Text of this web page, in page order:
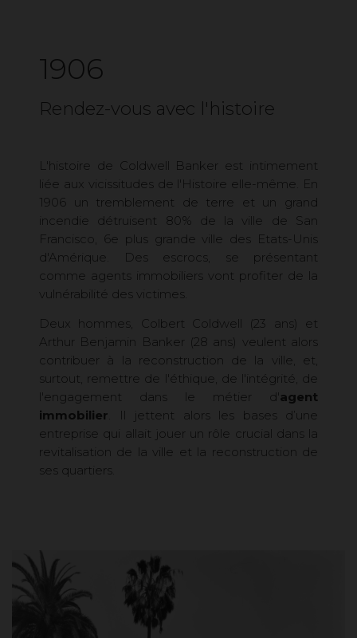
1906
Rendez-vous avec l'histoire
L'histoire de Coldwell Banker est intimement
liée aux vicissitudes de l'Histoire elle-même. En
1906 un tremblement de terre et un grand
incendie détruisent 80% de la ville de San
Francisco, 6e plus grande ville des Etats-Unis
d'Amérique. Des escrocs, se présentant
comme agents immobiliers vont profiter de la
vulnérabilité des victimes.
Deux hommes, Colbert Coldwell (23 ans) et
Arthur Benjamin Banker (28 ans) veulent alors
contribuer à la reconstruction de la ville, et,
surtout, remettre de l'éthique, de l'intégrité, de
l'engagement dans le métier d'agent
immobilier . Il jettent alors les bases d’une
entreprise qui allait jouer un rôle crucial dans la
revitalisation de la ville et la reconstruction de
ses quartiers.